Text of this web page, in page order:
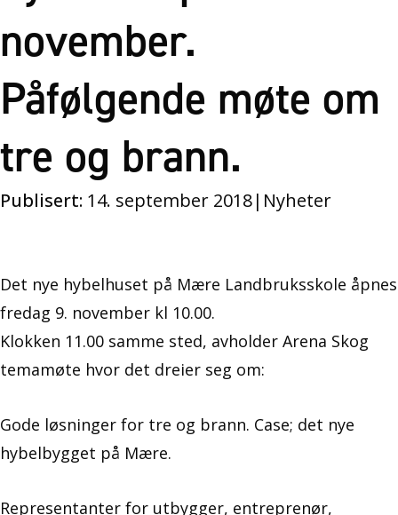
november.
Påfølgende møte om
tre og brann.
Publisert: 14. september 2018| Nyheter
Det nye hybelhuset på Mære Landbruksskole åpnes
fredag 9. november kl 10.00.
Klokken 11.00 samme sted, avholder Arena Skog
temamøte hvor det dreier seg om:
Gode løsninger for tre og brann. Case; det nye
hybelbygget på Mære.
Representanter for utbygger, entreprenør,